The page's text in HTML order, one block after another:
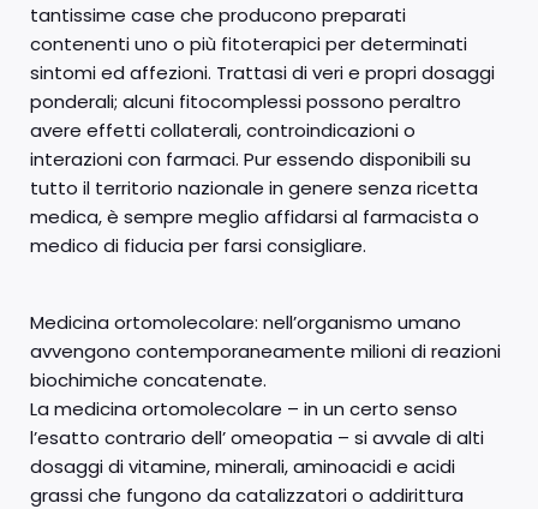
tantissime case che producono preparati
contenenti uno o più fitoterapici per determinati
sintomi ed affezioni. Trattasi di veri e propri dosaggi
ponderali; alcuni fitocomplessi possono peraltro
avere effetti collaterali, controindicazioni o
interazioni con farmaci. Pur essendo disponibili su
tutto il territorio nazionale in genere senza ricetta
medica, è sempre meglio affidarsi al farmacista o
medico di fiducia per farsi consigliare.
Medicina ortomolecolare: nell’organismo umano
avvengono contemporaneamente milioni di reazioni
biochimiche concatenate.
La medicina ortomolecolare – in un certo senso
l’esatto contrario dell’ omeopatia – si avvale di alti
dosaggi di vitamine, minerali, aminoacidi e acidi
grassi che fungono da catalizzatori o addirittura